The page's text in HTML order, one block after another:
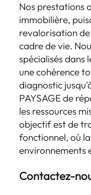
Nos prestations
immobilière,
revalorisation
cadre de vie.
spécialisés dans
une cohérence
diagnostic
PAYSAGE de
les ressources
objectif est de
fonctionnel, où
environnements
Contactez-